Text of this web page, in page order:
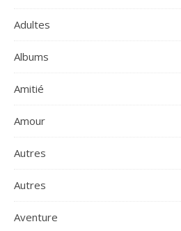
Adultes
Albums
Amitié
Amour
Autres
Autres
Aventure